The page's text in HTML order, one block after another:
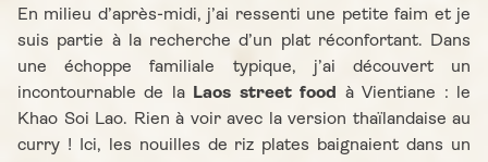
En milieu d’après-midi, j’ai ressenti une petite faim et je
suis partie à la recherche d’un plat réconfortant. Dans
une échoppe familiale typique, j’ai découvert un
incontournable de la Laos street food à Vientiane : le
Khao Soi Lao. Rien à voir avec la version thaïlandaise au
curry ! Ici, les nouilles de riz plates baignaient dans un